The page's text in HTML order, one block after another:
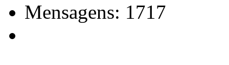
Mensagens: 1717